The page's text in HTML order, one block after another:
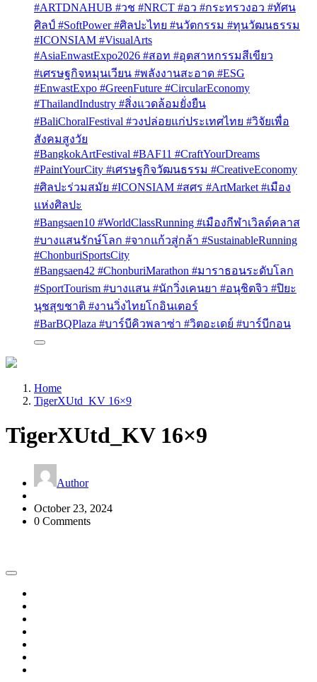
#ARTDNAHUB #วช #NRCT #อว #กระทรวงอว #ทัศน
ศิลป์ #SoftPower #ศิลปะไทย #นวัตกรรม #ทุนวัฒนธรรม
#ICONSIAM #VisualArts
#AsiaEnwastExpo2026 #สอท #อุตสาหกรรมสีเขียว
#เศรษฐกิจหมุนเวียน #พลังงานสะอาด #ESG
#EnwastExpo #GreenFuture #CircularEconomy
#ThailandIndustry #สิ่งแวดล้อมยั่งยืน
#BaliChoralFestival #วงปล่อยแก่ประเทศไทย #วิจัยเพื่อ
สังคมสูงวัย
#BangkokArtFestival #BAF11 #CraftYourDreams
#PaintYourCity #เศรษฐกิจวัฒนธรรม #CreativeEconomy
#ศิลปะร่วมสมัย #ICONSIAM #สศร #ArtMarket #เมือง
แห่งศิลปะ
#Bangsaen10 #WorldClassRunning #เมืองกีฬาเวิลด์คลาส
#บางแสนรักษ์โลก #จากแก้วสู่กล้า #SustainableRunning
#ChonburiSportsCity
#Bangsaen42 #ChonburiMarathon #มาราธอนระดับโลก
#SportTourism #บางแสน #นักวิ่งเคนยา #อนุชิตจิว #ปิยะ
นุชสุขชาติ #งานวิ่งไทยโกอินเตอร์
#BarBQPlaza #บาร์บีคิวพลาซ่า #วิตอะเดย์ #บาร์บีกอน
Home
TigerXUtd_KV 16×9
TigerXUtd_KV 16×9
Author
October 23, 2024
0 Comments